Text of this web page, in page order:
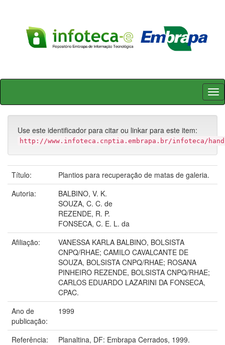
Skip
Use este identificador para citar ou linkar para este item:
http://www.infoteca.cnptia.embrapa.br/infoteca/
Título:
Plantios para recuperação de matas de galeria.
Autoria:
BALBINO, V. K.
SOUZA, C. C. de
REZENDE, R. P.
FONSECA, C. E. L. da
Afiliação:
VANESSA KARLA BALBINO, BOLSISTA
CNPQ/RHAE; CAMILO CAVALCANTE DE
SOUZA, BOLSISTA CNPQ/RHAE; ROSANA
PINHEIRO REZENDE, BOLSISTA CNPQ/RHAE;
CARLOS EDUARDO LAZARINI DA FONSECA,
CPAC.
Ano de
publicação:
1999
Referência:
Planaltina, DF: Embrapa Cerrados, 1999.